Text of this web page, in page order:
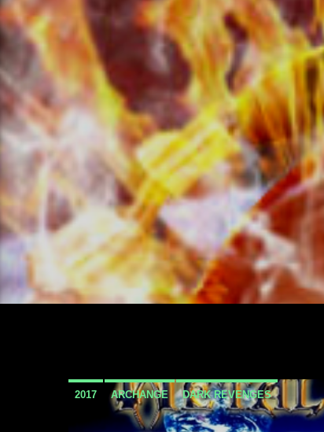
2017 ARCHANGE DARK REVENGES
DEF LEPPARD DESTRUCTION